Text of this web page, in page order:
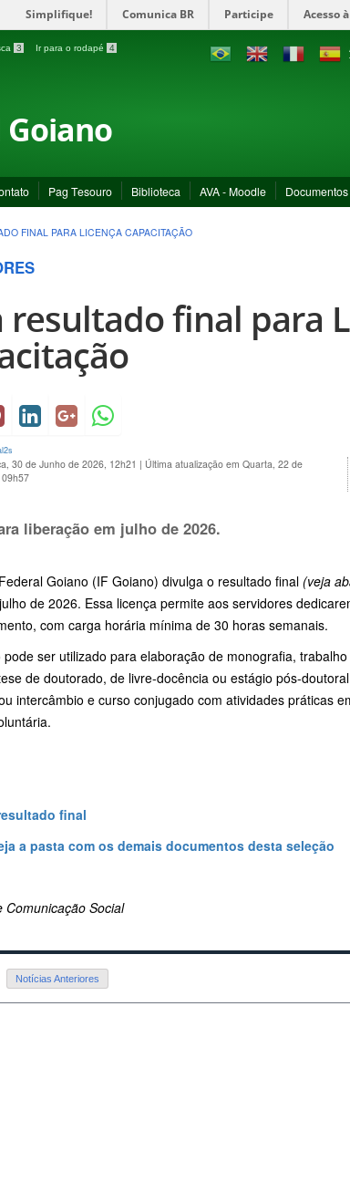
Simplifique! Comunica BR Participe Acesso
3 Ir para o rodapé 4
Pag Tesouro Biblioteca AVA - Moodle Documentos
FINAL PARA LICENÇA CAPACITAÇÃO
resultado final para
30 de Junho de 2026, 12h21 | Última atualização em Quarta, 22 de
liberação em julho de 2026.
Goiano (IF Goiano) divulga o resultado final (veja
de 2026. Essa licença permite aos servidores
com carga horária mínima de 30 horas semanais.
pode ser utilizado para elaboração de monografia,
de doutorado, de livre-docência ou estágio pós-
intercâmbio e curso conjugado com atividades práticas
final
a pasta com os demais documentos desta seleção
Comunicação Social
Notícias Anteriores